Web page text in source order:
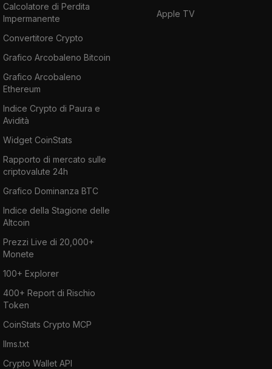
Calcolatore di Perdita
Impermanente
Convertitore Crypto
Grafico Arcobaleno Bitcoin
Grafico Arcobaleno
Ethereum
Indice Crypto di Paura e
Avidità
Widget CoinStats
Rapporto di mercato sulle
criptovalute 24h
Grafico Dominanza BTC
Indice della Stagione delle
Altcoin
Prezzi Live di 20,000+
Monete
100+ Explorer
400+ Report di Rischio
Token
CoinStats Crypto MCP
llms.txt
Crypto Wallet API
Apple TV